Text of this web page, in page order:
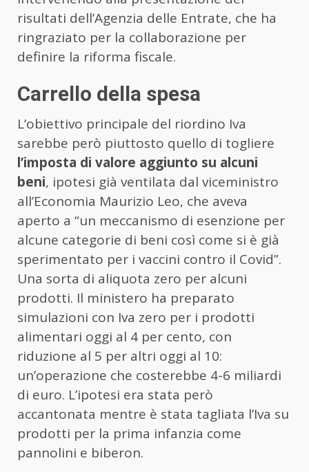
risultati dell’Agenzia delle Entrate, che ha
ringraziato per la collaborazione per
definire la riforma fiscale.
Carrello della spesa
L’obiettivo principale del riordino Iva
sarebbe però piuttosto quello di togliere
l’imposta di valore aggiunto su alcuni
beni, ipotesi già ventilata dal viceministro
all’Economia Maurizio Leo, che aveva
aperto a “un meccanismo di esenzione per
alcune categorie di beni così come si è già
sperimentato per i vaccini contro il Covid”.
Una sorta di aliquota zero per alcuni
prodotti. Il ministero ha preparato
simulazioni con Iva zero per i prodotti
alimentari oggi al 4 per cento, con
riduzione al 5 per altri oggi al 10:
un’operazione che costerebbe 4-6 miliardi
di euro. L’ipotesi era stata però
accantonata mentre è stata tagliata l’Iva su
prodotti per la prima infanzia come
pannolini e biberon.